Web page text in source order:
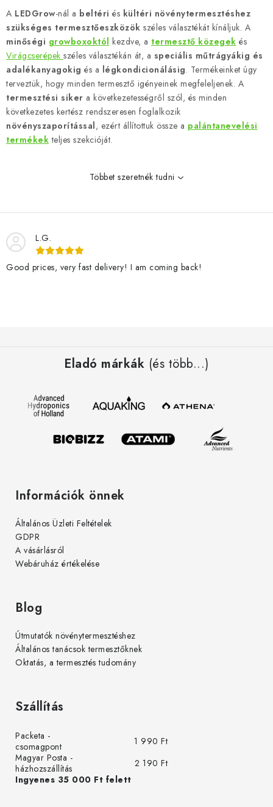
i
s
t
a
i
r
á
n
y
e
l
e
m
A LEDGrow-nál a beltéri és kültéri növénytermesztéshez
szükséges termesztőeszközök széles választékát kínáljuk. A
minőségi growboxoktól kezdve, a termesztő közegek és
Virágcserépek széles választékán át, a speciális műtrágyákig és
adalékanyagokig és a légkondicionálásig. Termékeinket úgy
terveztük, hogy minden termesztő igényeinek megfeleljenek. A
termesztési siker a következetességről szól, és minden
következetes kertész rendszeresen foglalkozik
növényszaporítással, ezért állítottuk össze a palántanevelési
termékek teljes szekcióját.
Többet szeretnék tudni
L.G.
Good prices, very fast delivery! I am coming back!
Eladó márkák (és több...)
Információk önnek
Általános Üzleti Feltételek
GDPR
A vásárlásról
Webáruház értékelése
Blog
Útmutatók növénytermesztéshez
Általános tanácsok termesztőknek
Oktatás, a termesztés tudomány
Szállítás
Packeta -
csomagpont
1 990 Ft
Magyar Posta -
házhozszállítás
2 190 Ft
Ingyenes 35 000 Ft felett